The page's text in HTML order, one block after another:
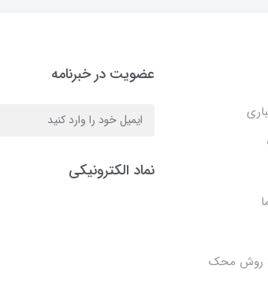
روش محک
عضویت در خبرنامه
نماد الکترونیکی